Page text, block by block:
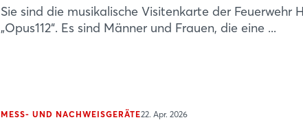
Sie sind die musikalische Visitenkarte der Feuerwehr
„Opus112“. Es sind Männer und Frauen, die eine ...
MESS- UND NACHWEISGERÄTE22. Apr. 2026